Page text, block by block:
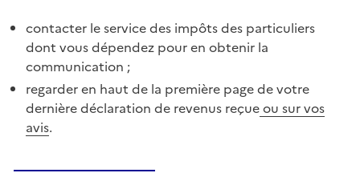
contacter le service des impôts des particuliers
dont vous dépendez pour en obtenir la
communication ;
regarder en haut de la première page de votre
dernière déclaration de revenus reçueou sur vos
avis.